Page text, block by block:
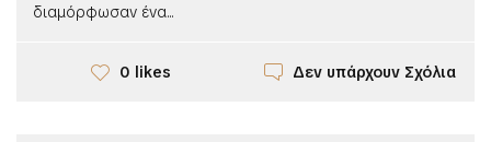
διαμόρφωσαν ένα...
0 likes Δεν υπάρχουν Σχόλια